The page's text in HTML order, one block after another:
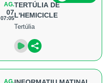
AG.
07
07:05
TERTÚLIA DE
L'HEMICICLE
Tertúlia
AG.